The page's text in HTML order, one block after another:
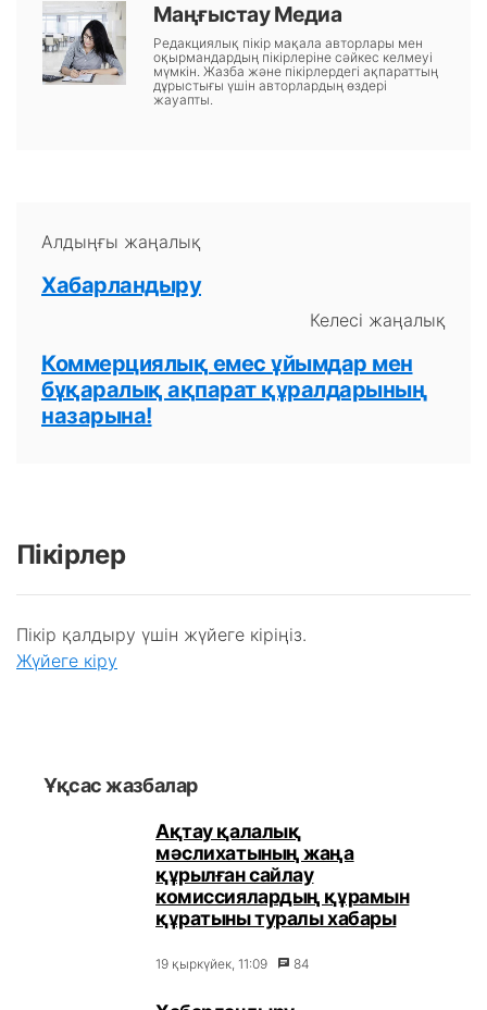
Маңғыстау Медиа
Редакциялық пікір мақала авторлары мен
оқырмандардың пікірлеріне сәйкес келмеуі
мүмкін. Жазба және пікірлердегі ақпараттың
дұрыстығы үшін авторлардың өздері
жауапты.
Алдыңғы жаңалық
Хабарландыру
Келесі жаңалық
Коммерциялық емес ұйымдар мен
бұқаралық ақпарат құралдарының
назарына!
Пікірлер
Пікір қалдыру үшін жүйеге кіріңіз.
Жүйеге кіру
Ұқсас жазбалар
Ақтау қалалық
мәслихатының жаңа
құрылған сайлау
комиссиялардың құрамын
құратыны туралы хабары
19 қыркүйек, 11:09 84